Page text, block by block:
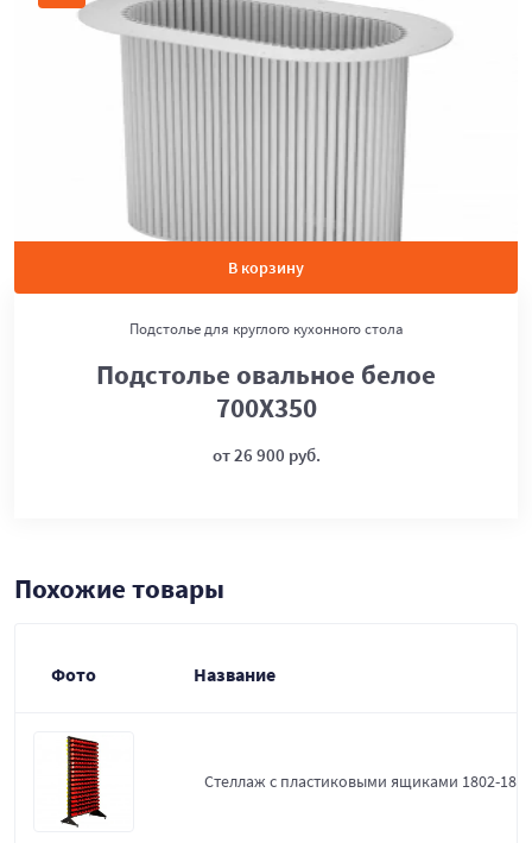
В корзину
Подстолье для круглого кухонного стола
Подстолье овальное белое
700Х350
от 26 900 руб.
Похожие товары
Фото Название
Стеллаж с пластиковыми ящиками 1802-18-